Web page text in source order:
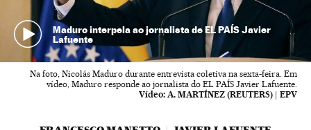
Maduro interpela ao jornalista de EL PAÍS Javier
Lafuente
Na foto, Nicolás Maduro durante entrevista coletiva na sexta-feira. Em
vídeo, Maduro responde ao jornalista do EL PAÍS Javier Lafuente.
Vídeo: A. MARTÍNEZ (REUTERS) | EPV